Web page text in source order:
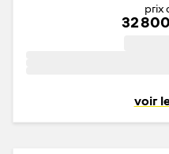
prix
32
voir